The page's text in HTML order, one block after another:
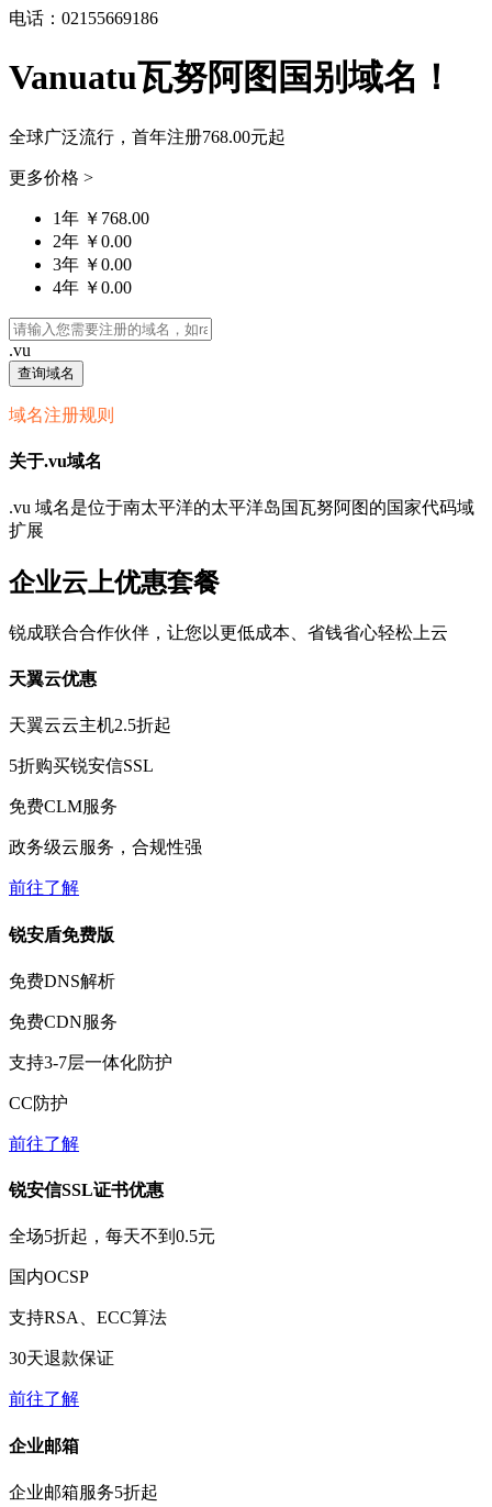
电话：02155669186
Vanuatu瓦努阿图国别域名！
全球广泛流行，首年注册768.00元起
更多价格 >
1年 ￥768.00
2年 ￥0.00
3年 ￥0.00
4年 ￥0.00
.vu
查询域名
域名注册规则
关于.vu域名
.vu 域名是位于南太平洋的太平洋岛国瓦努阿图的国家代码域
扩展
企业云上优惠套餐
锐成联合合作伙伴，让您以更低成本、省钱省心轻松上云
天翼云优惠
天翼云云主机2.5折起
5折购买锐安信SSL
免费CLM服务
政务级云服务，合规性强
前往了解
锐安盾免费版
免费DNS解析
免费CDN服务
支持3-7层一体化防护
CC防护
前往了解
锐安信SSL证书优惠
全场5折起，每天不到 0.5元
国内OCSP
支持RSA、ECC算法
30天退款保证
前往了解
企业邮箱
企业邮箱服务5折起